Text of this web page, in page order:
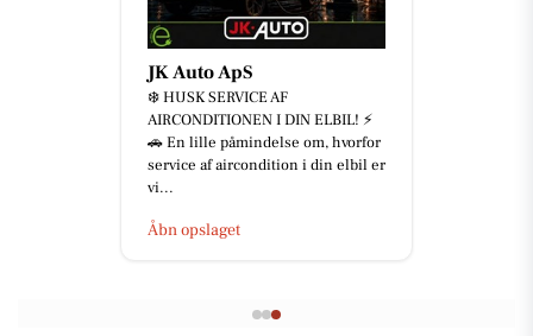
JK Auto ApS
❄️ HUSK SERVICE AF
AIRCONDITIONEN I DIN ELBIL! ⚡
🚗 En lille påmindelse om, hvorfor
service af aircondition i din elbil er
vi...
Åbn opslaget